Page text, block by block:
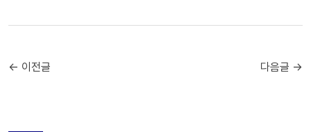
← 이전글 다음글 →